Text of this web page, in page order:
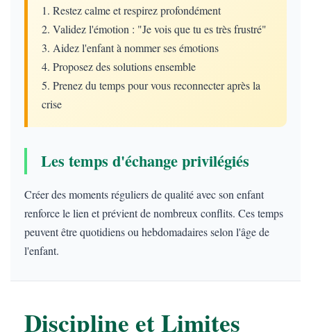
1. Restez calme et respirez profondément
2. Validez l'émotion : "Je vois que tu es très frustré"
3. Aidez l'enfant à nommer ses émotions
4. Proposez des solutions ensemble
5. Prenez du temps pour vous reconnecter après la
crise
Les temps d'échange privilégiés
Créer des moments réguliers de qualité avec son enfant
renforce le lien et prévient de nombreux conflits. Ces temps
peuvent être quotidiens ou hebdomadaires selon l'âge de
l'enfant.
Discipline et Limites